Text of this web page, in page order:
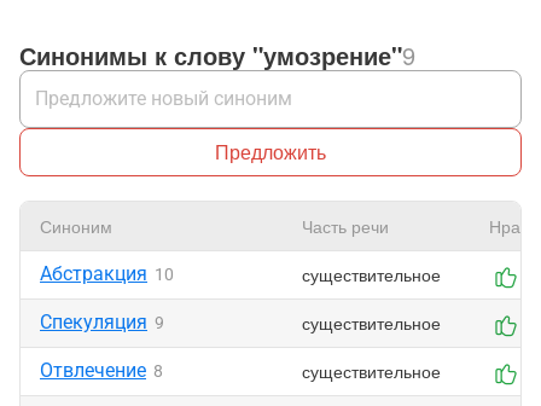
Синонимы к слову "умозрение"9
Предложить
Синоним Часть речи
Абстракция 10 существительное
Спекуляция 9 существительное
Отвлечение 8 существительное